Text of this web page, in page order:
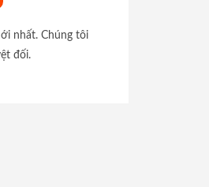
nhất. Chúng tôi
đối.